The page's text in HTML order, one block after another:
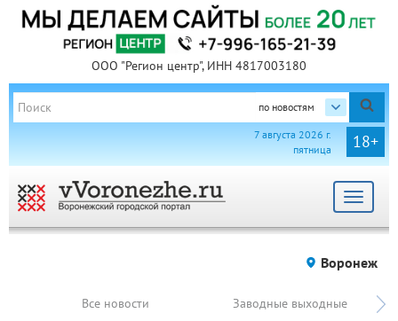
ООО "Регион центр", ИНН 4817003180
по новостям
18+
7 августа 2026 г.
пятница
Toggle
Воронеж
Все новости Заводные выходные